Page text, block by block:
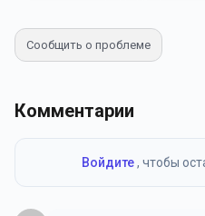
Сообщить о проблеме
Комментарии
Войдите, чтобы